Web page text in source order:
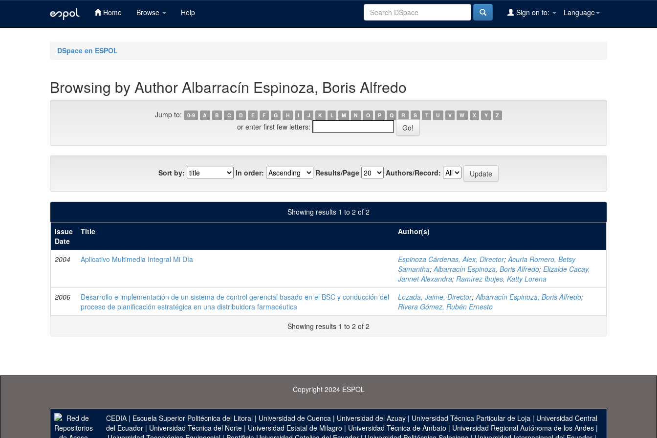
Home Browse Help Language
Sign on to:
DSpace en ESPOL
Browsing by Author Albarracín Espinoza, Boris Alfredo
Jump to: 0-9 A B C D E F G H I J K L M N O P Q R S T U V W X Y Z
or enter first few letters:
Sort by: In order: Results/Page Authors/Record:
Showing results 1 to 2 of 2
Issue
Date
Title Author(s)
2004 Aplicativo Multimedia Integral Mi Día Espinoza Cárdenas, Alex, Director;Acuria Romero, Betsy
Samantha;Albarracín Espinoza, Boris Alfredo; Elizalde Cacay,
Jannet Alexandra; Ramírez Ibujes, Katty Lorena
2006
Desarrollo e implementación de un sistema de control gerencial basado en el BSC y conducción del
proceso de planificación estratégica en una distribuidora farmacéutica
Lozada, Jaime, Director;Albarracín Espinoza, Boris Alfredo;
Rivera Gómez, Rubén Ernesto
Showing results 1 to 2 of 2
Copyright 2024 ESPOL
CEDIA | Escuela Superior Politécnica del Litoral | Universidad de Cuenca | Universidad del Azuay | Universidad Técnica Particular de Loja | Universidad Central
del Ecuador| Universidad Técnica del Norte| Universidad Estatal de Milagro | Universidad Técnica de Ambato | Universidad Regional Autónoma de los Andes|